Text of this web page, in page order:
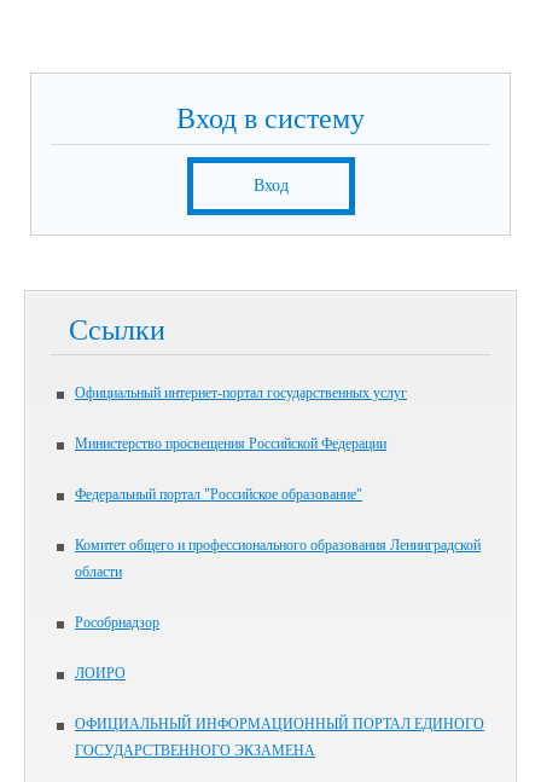
Вход в систему
Вход
Ссылки
Официальный интернет-портал государственных услуг
Министерство просвещения Российской Федерации
Федеральный портал "Российское образование"
Комитет общего и профессионального образования Ленинградской
области
Рособрнадзор
ЛОИРО
ОФИЦИАЛЬНЫЙ ИНФОРМАЦИОННЫЙ ПОРТАЛ ЕДИНОГО
ГОСУДАРСТВЕННОГО ЭКЗАМЕНА